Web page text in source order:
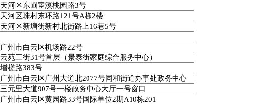
天河区东圃宦溪桃园路3号
天河区珠村东环路121号A栋2楼
天河区新塘街新村北街路上16巷5号
广州市白云区机场路22号
云苑三街31号首层（景泰街家庭综合服务中心）
增槎路383号
广州市白云区广州大道北2077号同和街道办事处政务中心
三元里大道907号一楼政务中心大厅一号窗口
广州市白云区黄园路33号国际单位2期A10栋201